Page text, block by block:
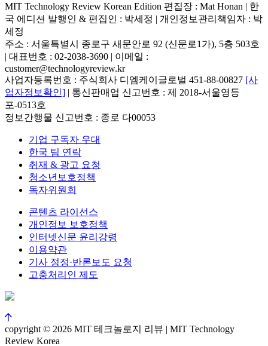
MIT Technology Review Korean Edition 편집장 : Mat Honan | 한
국 에디션 발행인 & 편집인 : 박세정 | 개인정보관리책임자 : 박
세정
주소 : 서울특별시 종로구 새문안로 92 (신문로1가), 5층 503호
| 대표번호 : 02-2038-3690 | 이메일 :
customer@technologyreview.kr
사업자등록번호 : 주식회사 디엠케이글로벌 451-88-00827 [사
업자정보확인] | 통신판매업 신고번호 : 제 2018-서울영등
포-0513호
정보간행물 신고번호 : 종로 다00053
기업 구독자 우대
한국 팀 연락
취재 & 광고 요청
청소년보호정책
독자위원회
콘텐츠 라이선스
개인정보 보호정책
인터넷신문 윤리강령
이용약관
기사 정정·반론보도 요청
고충처리인 제도
copyright © 2026 MIT 테크놀로지 리뷰 | MIT Technology
Review Korea